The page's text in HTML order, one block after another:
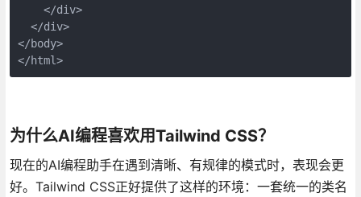
    </div>
  </div>
</body>
</html>
为什么AI编程喜欢用Tailwind CSS？
现在的AI编程助手在遇到清晰、有规律的模式时，表现会更
好。Tailwind CSS正好提供了这样的环境：一套统一的类名